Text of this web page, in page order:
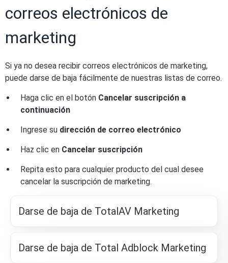
correos electrónicos de
marketing
Si ya no desea recibir correos electrónicos de marketing,
puede darse de baja fácilmente de nuestras listas de correo.
Haga clic en el botón Cancelar suscripción a
continuación
Ingrese su dirección de correo electrónico
Haz clic en Cancelar suscripción
Repita esto para cualquier producto del cual desee
cancelar la suscripción de marketing.
Darse de baja de TotalAV Marketing
Darse de baja de Total Adblock Marketing